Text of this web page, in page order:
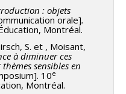
: objets
orale].
Montréal.
S. et , Moisant,
à diminuer ces
sensibles en
10e
Montréal.